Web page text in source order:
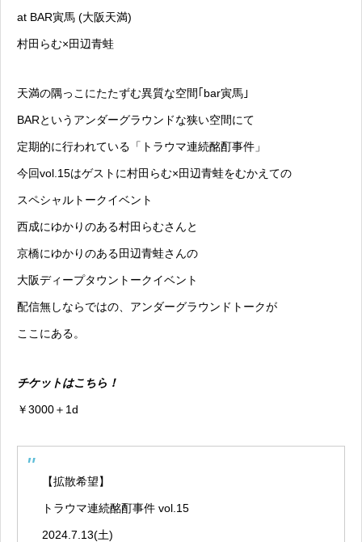
at BAR寅馬 (大阪天満)
村田らむ×田辺青蛙
天満の隅っこにたたずむ異質な空間｢bar寅馬｣
BARというアンダーグラウンドな狭い空間にて
定期的に行われている「トラウマ連続酩酊事件」
今回vol.15はゲストに村田らむ×田辺青蛙をむかえての
スペシャルトークイベント
西成にゆかりのある村田らむさんと
京橋にゆかりのある田辺青蛙さんの
大阪ディープタウントークイベント
配信無しならではの、アンダーグラウンドトークが
ここにある。
チケットはこちら！
￥3000＋1d
【拡散希望】
トラウマ連続酩酊事件 vol.15
2024.7.13(土)